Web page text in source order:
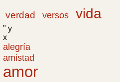
verdad
versos vida
" y
x
alegría
amistad
amor